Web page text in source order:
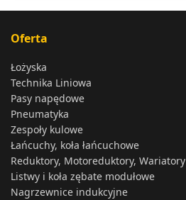
Oferta
Łożyska
Technika Liniowa
Pasy napędowe
Pneumatyka
Zespoły kulowe
Łańcuchy, koła łańcuchowe
Reduktory, Motoreduktory, Wariatory
Listwy i koła zębate modułowe
Nagrzewnice indukcyjne